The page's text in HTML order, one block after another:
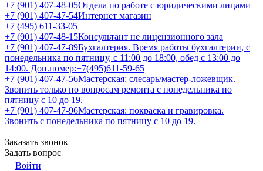
+7 (901) 407-48-05Отдела по работе с юридическими лицами
+7 (901) 407-47-54Интернет магазин
+7 (495) 611-33-05
+7 (901) 407-48-15Консультант не лицензионного зала
+7 (901) 407-47-89Бухгалтерия. Время работы бухгалтерии, с
понедельника по пятницу, с 11:00 до 18:00, обед с 13:00 до
14:00. Доп.номер:+7(495)611-59-65
+7 (901) 407-47-56Мастерская: слесарь/мастер-ложевщик.
Звонить только по вопросам ремонта с понедельника по
пятницу с 10 до 19.
+7 (901) 407-47-96Мастерская: покраска и гравировка.
Звонить с понедельника по пятницу с 10 до 19.
Заказать звонок
Задать вопрос
Войти